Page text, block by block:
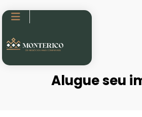

Alugue seu